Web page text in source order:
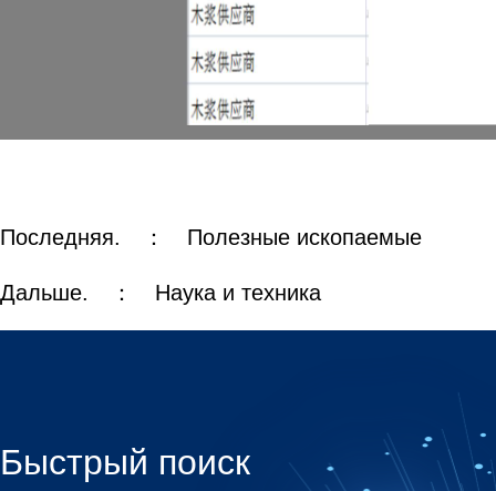
Последняя. ： Полезные ископаемые
Дальше. ： Наука и техника
Быстрый поиск